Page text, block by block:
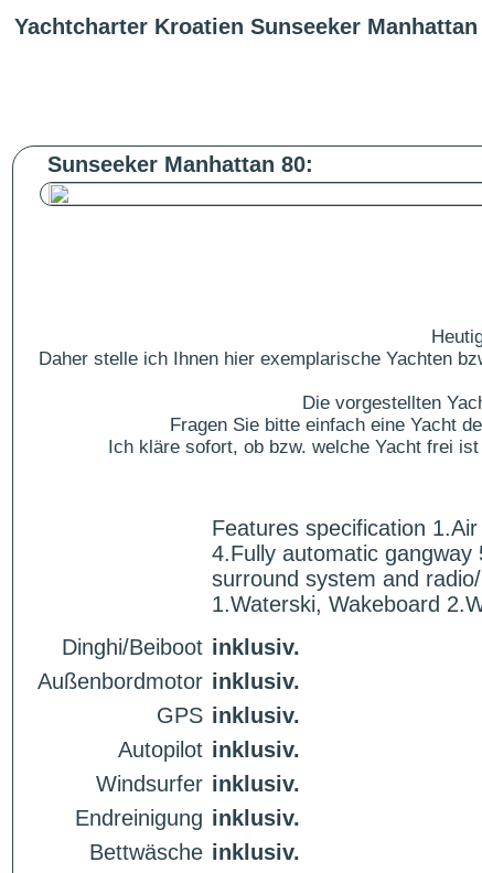
Yachtcharter Kroatien Sunseeker Manhattan
Sunseeker Manhattan 80:
Daher stelle ich Ihnen hier exemplarische Yachten
Die vorgestellten
Fragen Sie bitte einfach eine Yacht
Ich kläre sofort, ob bzw. welche Yacht frei
Features specification
4.Fully automatic gangway
surround system and
1.Waterski, Wakeboard
Dinghi/Beiboot inklusiv.
Außenbordmotor inklusiv.
GPS inklusiv.
Autopilot inklusiv.
Windsurfer inklusiv.
Endreinigung inklusiv.
Bettwäsche inklusiv.